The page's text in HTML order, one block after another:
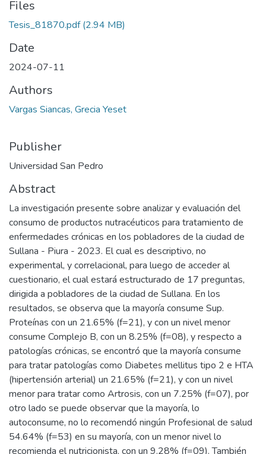
Files
Tesis_81870.pdf(2.94 MB)
Date
2024-07-11
Authors
Vargas Siancas, Grecia Yeset
Publisher
Universidad San Pedro
Abstract
La investigación presente sobre analizar y evaluación del
consumo de productos nutracéuticos para tratamiento de
enfermedades crónicas en los pobladores de la ciudad de
Sullana - Piura - 2023. El cual es descriptivo, no
experimental, y correlacional, para luego de acceder al
cuestionario, el cual estará estructurado de 17 preguntas,
dirigida a pobladores de la ciudad de Sullana. En los
resultados, se observa que la mayoría consume Sup.
Proteínas con un 21.65% (f=21), y con un nivel menor
consume Complejo B, con un 8.25% (f=08), y respecto a
patologías crónicas, se encontró que la mayoría consume
para tratar patologías como Diabetes mellitus tipo 2 e HTA
(hipertensión arterial) un 21.65% (f=21), y con un nivel
menor para tratar como Artrosis, con un 7.25% (f=07), por
otro lado se puede observar que la mayoría, lo
autoconsume, no lo recomendó ningún Profesional de salud
54.64% (f=53) en su mayoría, con un menor nivel lo
recomienda el nutricionista, con un 9.28% (f=09). También